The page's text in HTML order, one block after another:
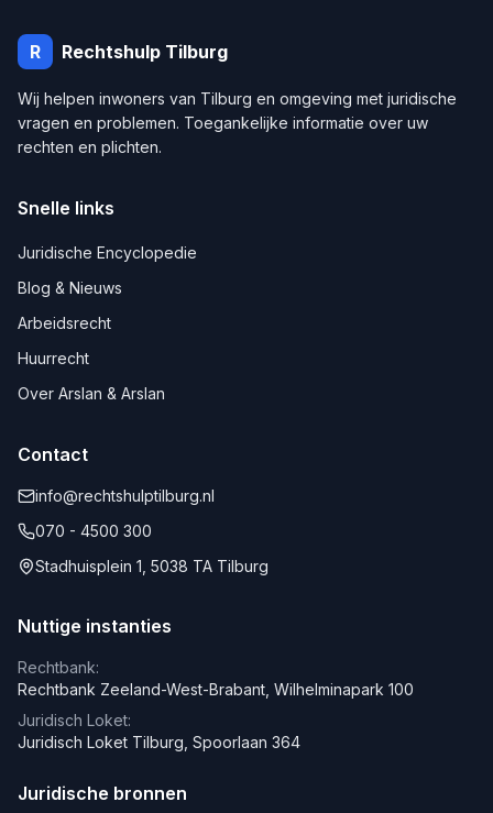
R Rechtshulp Tilburg
Wij helpen inwoners van Tilburg en omgeving met juridische
vragen en problemen. Toegankelijke informatie over uw
rechten en plichten.
Snelle links
Juridische Encyclopedie
Blog & Nieuws
Arbeidsrecht
Huurrecht
Over Arslan & Arslan
Contact
info@rechtshulptilburg.nl
070 - 4500 300
Stadhuisplein 1, 5038 TA Tilburg
Nuttige instanties
Rechtbank:
Rechtbank Zeeland-West-Brabant, Wilhelminapark 100
Juridisch Loket:
Juridisch Loket Tilburg, Spoorlaan 364
Juridische bronnen